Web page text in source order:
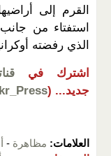
القرم إلى
استفتاء من
الذي رفضته
اشترك في
جديد... (
العلامات: مظاهرة -